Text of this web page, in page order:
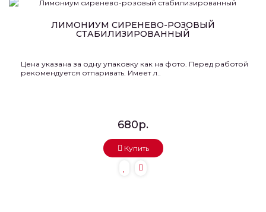
ЛИМОНИУМ СИРЕНЕВО-РОЗОВЫЙ
СТАБИЛИЗИРОВАННЫЙ
Цена указана за одну упаковку как на фото. Перед работой
рекомендуется отпаривать. Имеет л..
680р.
Купить